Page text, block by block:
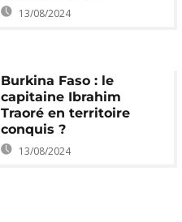
13/08/2024
Burkina Faso : le
capitaine Ibrahim
Traoré en territoire
conquis ?
13/08/2024